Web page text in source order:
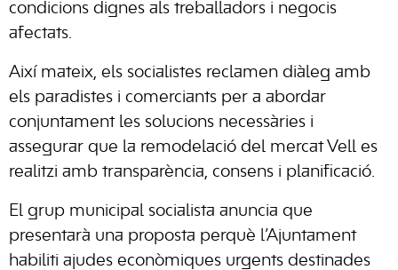
condicions dignes als treballadors i negocis
afectats.
Així mateix, els socialistes reclamen diàleg amb
els paradistes i comerciants per a abordar
conjuntament les solucions necessàries i
assegurar que la remodelació del mercat Vell es
realitzi amb transparència, consens i planificació.
El grup municipal socialista anuncia que
presentarà una proposta perquè l’Ajuntament
habiliti ajudes econòmiques urgents destinades